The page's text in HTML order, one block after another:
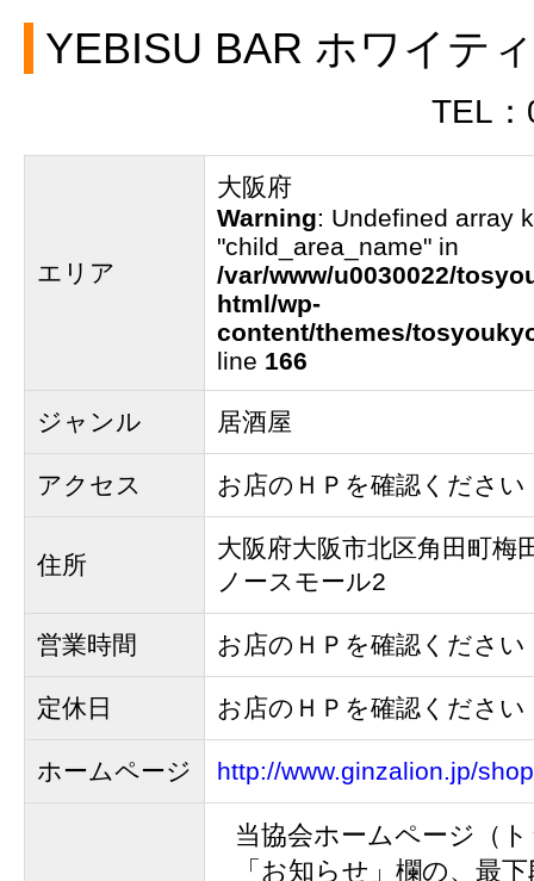
YEBISU BAR ホワイテ
TEL
エリア
大阪府
Warning: Undefined array
"child_area_name" in
/var/www/u0030022/
html/wp-
content/themes/
line 166
ジャンル 居酒屋
アクセス お店のＨＰを確認ください
住所
大阪府大阪市北区角田町梅
ノースモール2
営業時間 お店のＨＰを確認ください
定休日 お店のＨＰを確認ください
ホームページ http://www.ginzalion.jp/
当協会ホームページ（
「お知らせ」欄の、最